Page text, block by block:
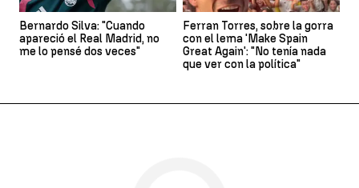
Bernardo Silva: "Cuando
apareció el Real Madrid, no
me lo pensé dos veces"
Ferran Torres, sobre la gorra
con el lema 'Make Spain
Great Again': "No tenía nada
que ver con la política"